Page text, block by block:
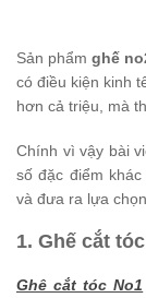
Sản phẩmghế
có điều kiện kinh
hơn cả triệu, mà
Chính vì vậy bài
số đặc điểm
và đưa ra lựa
1. Ghế cắt
Ghê cắt tóc No1